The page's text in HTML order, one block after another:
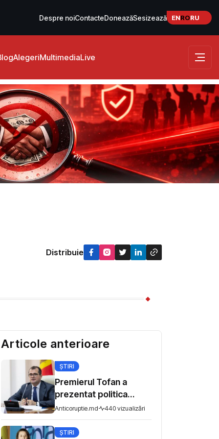
Despre noiContacteDoneazăSesizează ENRORU
AlegeriMultimediaLive
Distribuie
Articole anterioare
ȘTIRI
Premierul Tofan a
prezentat politica
fiscală pentru
consultări: „Nu mi se
pare corect ca
Anticoruptie.md 440 vizualizări
ȘTIRI